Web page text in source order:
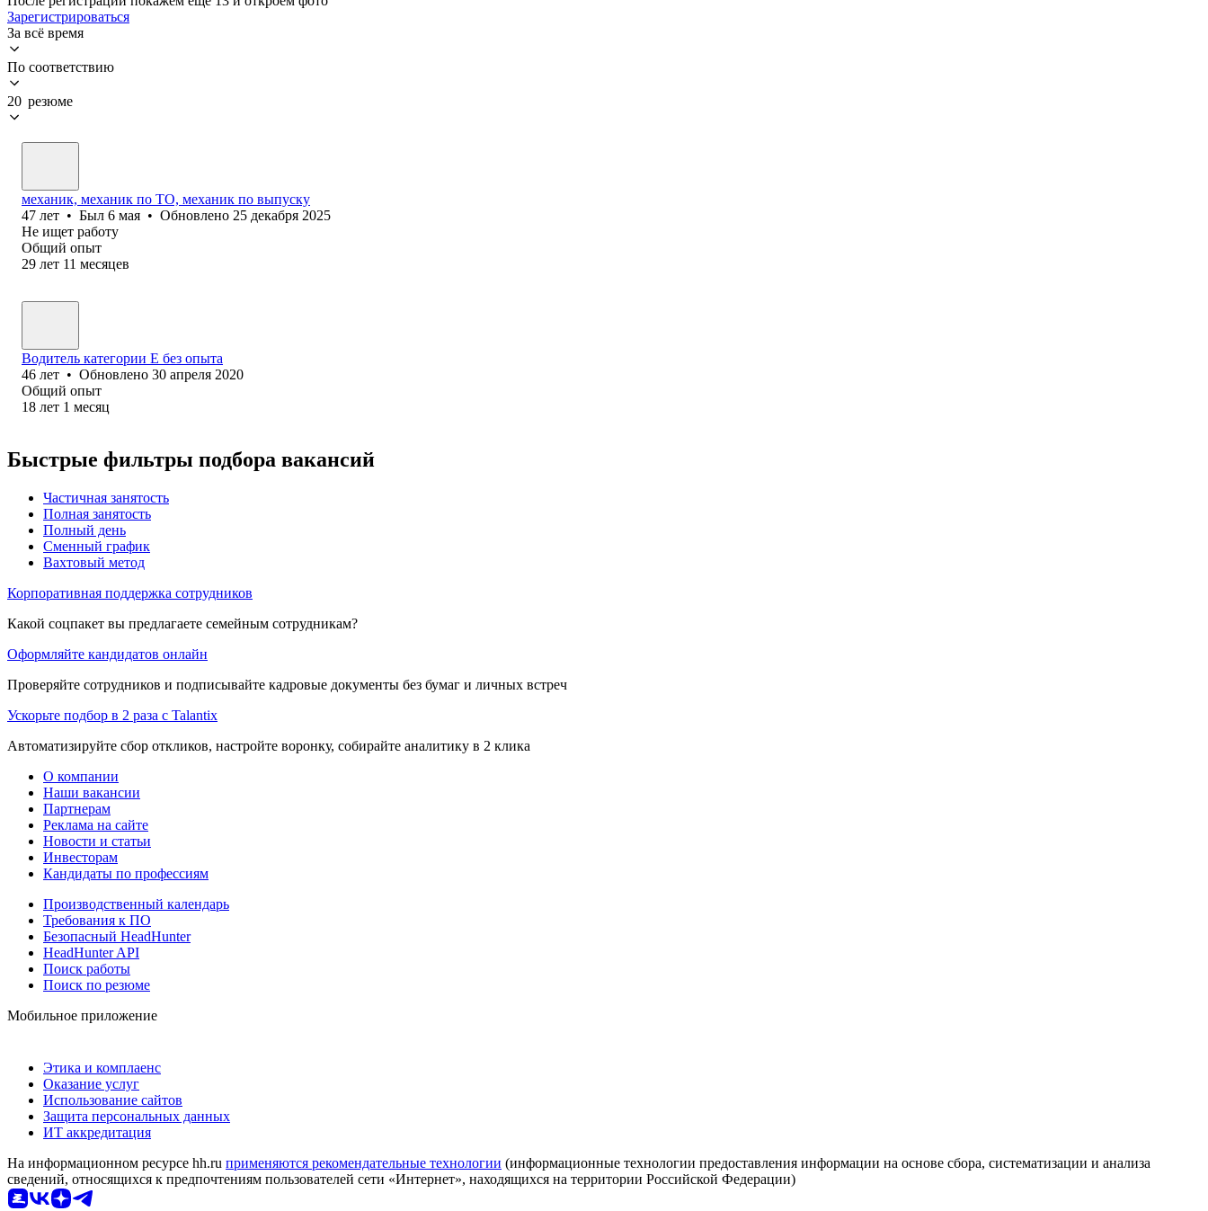
Зарегистрироваться
За всё время
По соответствию
20 резюме
механик, механик по ТО, механик по выпуску
47 лет • Был 6 мая • Обновлено 25 декабря 2025
Не ищет работу
Общий опыт
29 лет 11 месяцев
Водитель категории Е без опыта
46 лет • Обновлено 30 апреля 2020
Общий опыт
18 лет 1 месяц
Быстрые фильтры подбора вакансий
Частичная занятость
Полная занятость
Полный день
Сменный график
Вахтовый метод
Корпоративная поддержка сотрудников
Какой соцпакет вы предлагаете семейным сотрудникам?
Оформляйте кандидатов онлайн
Проверяйте сотрудников и подписывайте кадровые документы без бумаг и личных встреч
Ускорьте подбор в 2 раза с Talantix
Автоматизируйте сбор откликов, настройте воронку, собирайте аналитику в 2 клика
О компании
Наши вакансии
Партнерам
Реклама на сайте
Новости и статьи
Инвесторам
Кандидаты по профессиям
Производственный календарь
Требования к ПО
Безопасный HeadHunter
HeadHunter API
Поиск работы
Поиск по резюме
Мобильное приложение
Этика и комплаенс
Оказание услуг
Использование сайтов
Защита персональных данных
ИТ аккредитация
На информационном ресурсе hh.ru применяются рекомендательные технологии (информационные технологии предоставления информации на основе сбора, систематизации и анализа
сведений, относящихся к предпочтениям пользователей сети «Интернет», находящихся на территории Российской Федерации)